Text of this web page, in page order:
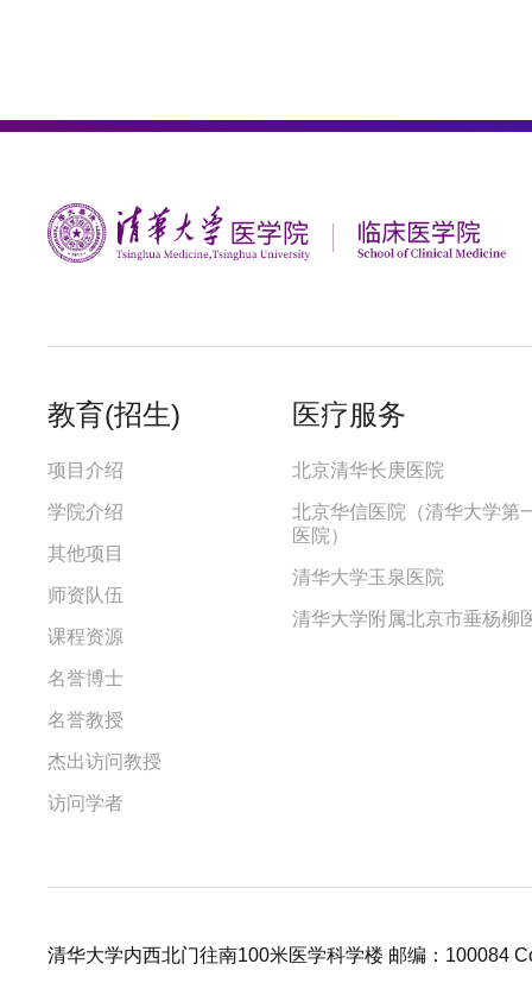
教育(招生)
项目介绍
学院介绍
其他项目
师资队伍
课程资源
名誉博士
名誉教授
杰出访问教授
访问学者
医疗服务
北京清华长庚医院
北京华信医院（清华大学第
医院）
清华大学玉泉医院
清华大学附属北京市垂杨柳
清华大学内西北门往南100米医学科学楼 邮编：100084